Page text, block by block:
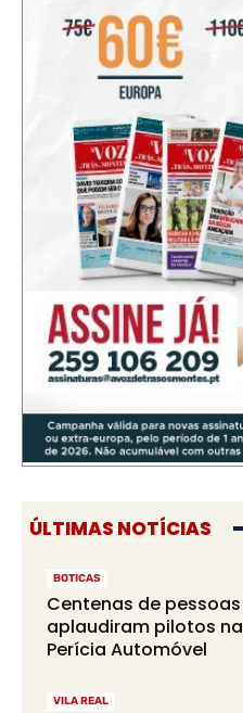
ÚLTIMAS NOTÍCIAS
BOTICAS
Centenas de pessoas
aplaudiram pilotos na
Perícia Automóvel
VILA REAL